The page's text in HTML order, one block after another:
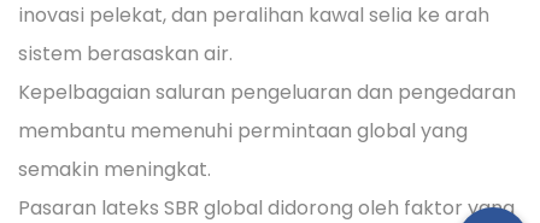
inovasi pelekat, dan peralihan kawal selia ke arah
sistem berasaskan air.
Kepelbagaian saluran pengeluaran dan pengedaran
membantu memenuhi permintaan global yang
semakin meningkat.
Pasaran lateks SBR global didorong oleh faktor yang